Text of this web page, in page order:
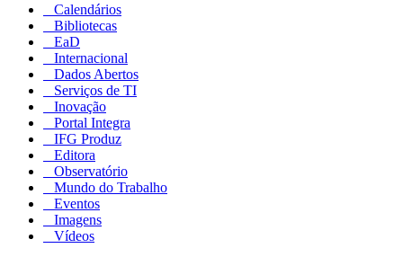
Calendários
Bibliotecas
EaD
Internacional
Dados Abertos
Serviços de TI
Inovação
Portal Integra
IFG Produz
Editora
Observatório
Mundo do Trabalho
Eventos
Imagens
Vídeos